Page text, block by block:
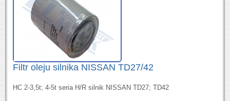
Filtr oleju silnika NISSAN TD27/42
HC 2-3,5t; 4-5t seria H/R silnik NISSAN TD27; TD42